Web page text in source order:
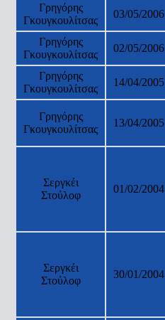
Γρηγόρης
Γκουγκουλίτσας
03/05/2006
Γρηγόρης
Γκουγκουλίτσας
02/05/2006
Γρηγόρης
Γκουγκουλίτσας
14/04/2005
Γρηγόρης
Γκουγκουλίτσας
13/04/2005
Σεργκέι
Στούλοφ
01/02/2004
Σεργκέι
Στούλοφ
30/01/2004